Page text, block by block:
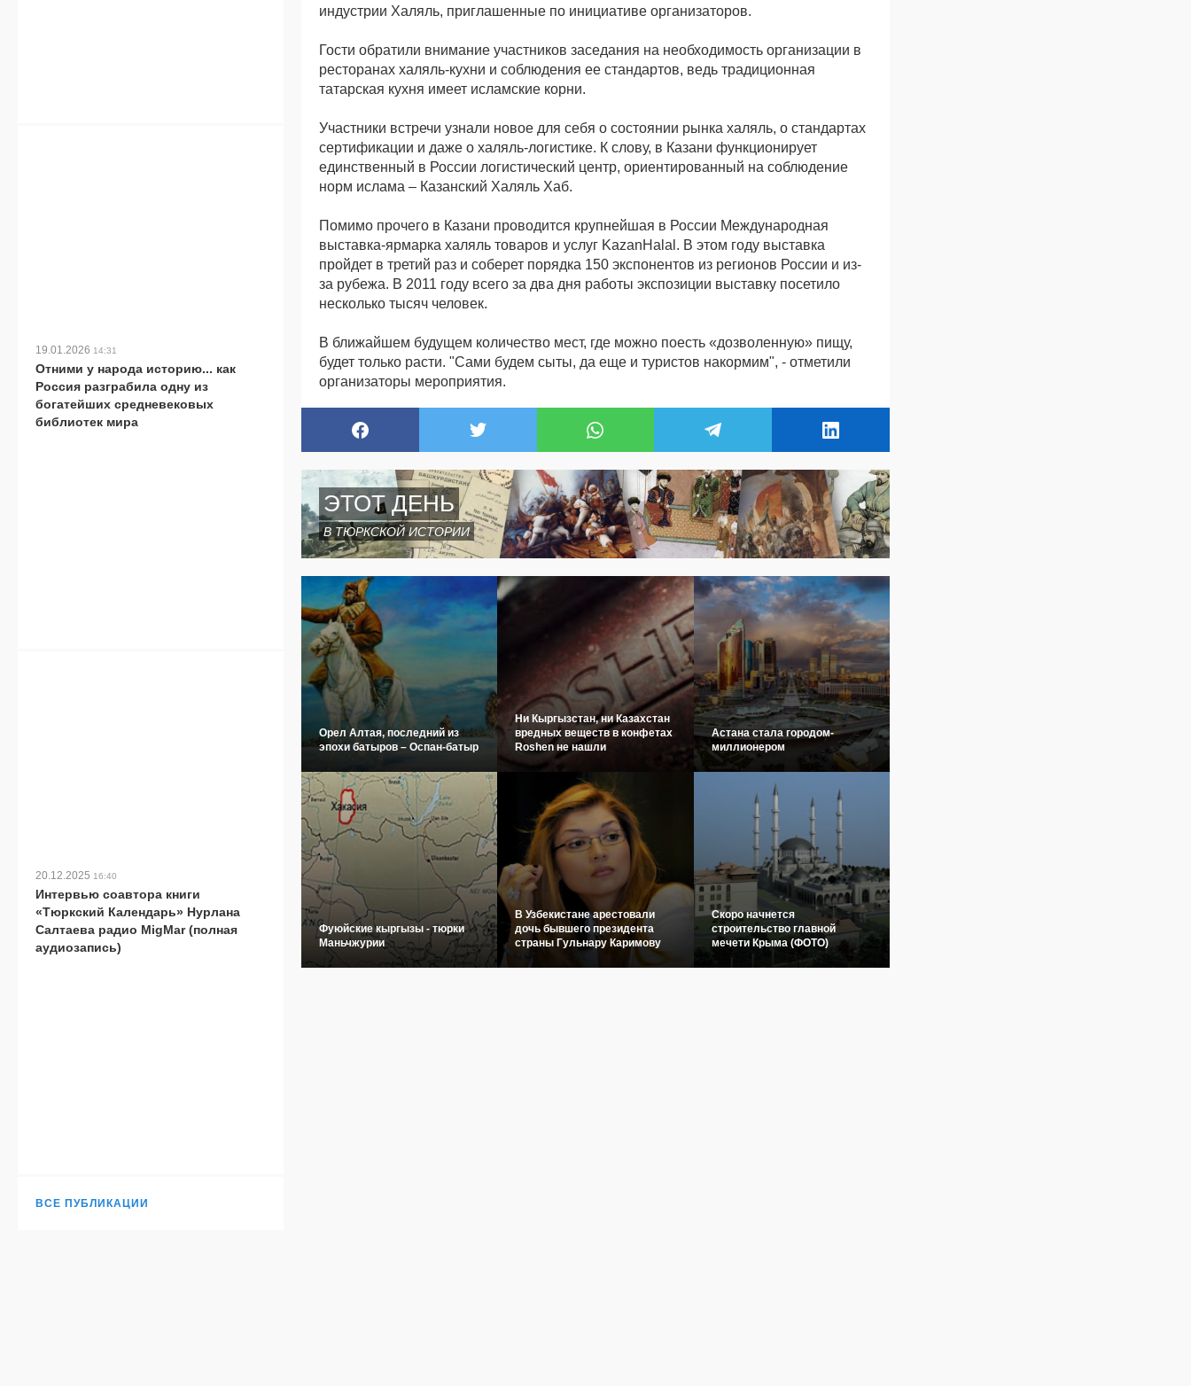
индустрии Халяль, приглашенные по инициативе организаторов.
Гости обратили внимание участников заседания на необходимость организации в
ресторанах халяль-кухни и соблюдения ее стандартов, ведь традиционная
татарская кухня имеет исламские корни.
Участники встречи узнали новое для себя о состоянии рынка халяль, о стандартах
сертификации и даже о халяль-логистике. К слову, в Казани функционирует
единственный в России логистический центр, ориентированный на соблюдение
норм ислама – Казанский Халяль Хаб.
Помимо прочего в Казани проводится крупнейшая в России Международная
выставка-ярмарка халяль товаров и услуг KazanHalal. В этом году выставка
пройдет в третий раз и соберет порядка 150 экспонентов из регионов России и из-
за рубежа. В 2011 году всего за два дня работы экспозиции выставку посетило
несколько тысяч человек.
В ближайшем будущем количество мест, где можно поесть «дозволенную» пищу,
будет только расти. "Сами будем сыты, да еще и туристов накормим", - отметили
организаторы мероприятия.
ЭТОТ ДЕНЬ
В ТЮРКСКОЙ ИСТОРИИ
Орел Алтая, последний из
эпохи батыров – Оспан-батыр
Ни Кыргызстан, ни Казахстан
вредных веществ в конфетах
Roshen не нашли
Астана стала городом-
миллионером
Фуюйские кыргызы - тюрки
Маньчжурии
В Узбекистане арестовали
дочь бывшего президента
страны Гульнару Каримову
Скоро начнется
строительство главной
мечети Крыма (ФОТО)
19.01.2026 14:31
Отними у народа историю... как
Россия разграбила одну из
богатейших средневековых
библиотек мира
20.12.2025 16:40
Интервью соавтора книги
«Тюркский Календарь» Нурлана
Салтаева радио MigMar (полная
аудиозапись)
ВСЕ ПУБЛИКАЦИИ